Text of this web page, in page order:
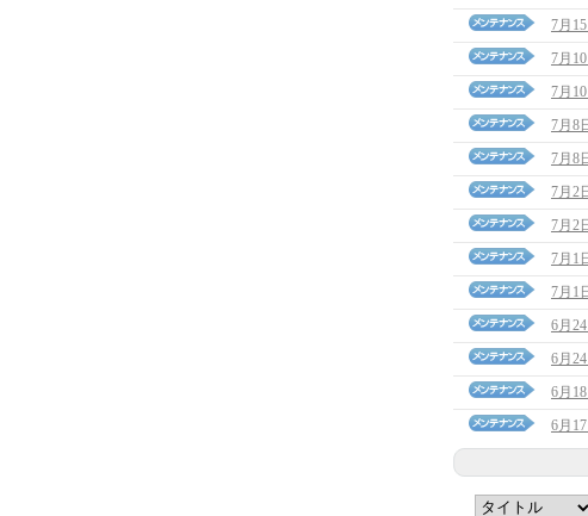
7月
7月
7月
7月8
7月8
7月2
7月2
7月1
7月1
6月
6月
6月
6月